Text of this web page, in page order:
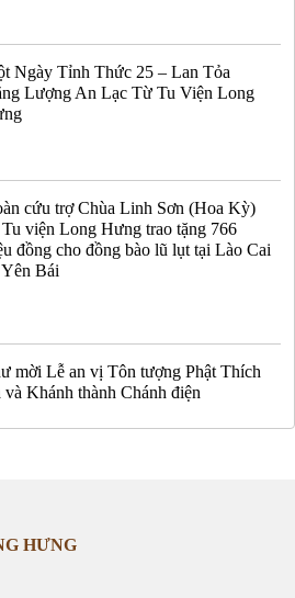
Ngày Tỉnh Thức 25 – Lan Tỏa
Lượng An Lạc Từ Tu Viện Long
cứu trợ Chùa Linh Sơn (Hoa Kỳ)
viện Long Hưng trao tặng 766
đồng cho đồng bào lũ lụt tại Lào Cai
Bái
mời Lễ an vị Tôn tượng Phật Thích
và Khánh thành Chánh điện
HƯNG